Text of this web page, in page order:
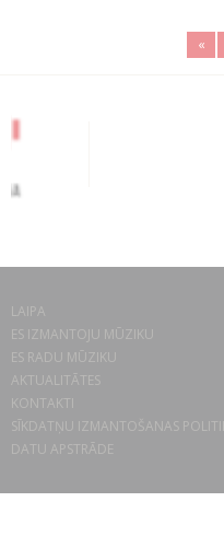
«
LAIPA
ES IZMANTOJU MŪZIKU
ES RADU MŪZIKU
AKTUALITĀTES
KONTAKTI
SĪKDATŅU IZMANTOŠANAS
DATU APSTRĀDE